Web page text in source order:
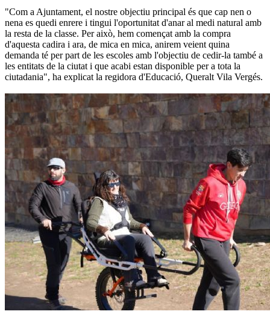
"Com a Ajuntament, el nostre objectiu principal és que cap nen o
nena es quedi enrere i tingui l'oportunitat d'anar al medi natural amb
la resta de la classe. Per això, hem començat amb la compra
d'aquesta cadira i ara, de mica en mica, anirem veient quina
demanda té per part de les escoles amb l'objectiu de cedir-la també a
les entitats de la ciutat i que acabi estan disponible per a tota la
ciutadania", ha explicat la regidora d'Educació, Queralt Vila Vergés.